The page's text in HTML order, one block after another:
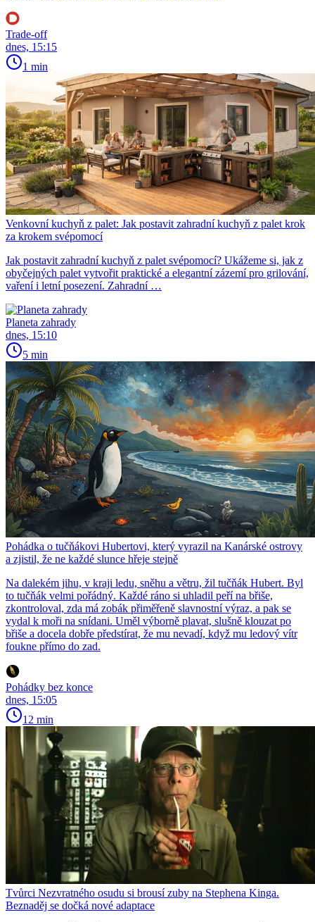
Trade-off
dnes, 15:15
1 min
Venkovní kuchyň z palet: Jak postavit zahradní kuchyň z palet krok
za krokem svépomocí
Jak postavit zahradní kuchyň z palet svépomocí? Ukážeme si, jak z
obyčejných palet vytvořit praktické a elegantní zázemí pro grilování,
vaření i letní posezení. Zahradní …
Planeta zahrady
dnes, 15:10
5 min
Pohádka o tučňákovi Hubertovi, který vyrazil na Kanárské ostrovy
a zjistil, že ne každé slunce hřeje stejně
Na dalekém jihu, v kraji ledu, sněhu a větru, žil tučňák Hubert. Byl
to tučňák velmi pořádný. Každé ráno si uhladil peří na břiše,
zkontroloval, zda má zobák přiměřeně slavnostní výraz, a pak se
vydal k moři na snídani. Uměl výborně plavat, slušně klouzat po
břiše a docela dobře předstírat, že mu nevadí, když mu ledový vítr
foukne přímo do zad.
Pohádky bez konce
dnes, 15:05
12 min
Tvůrci Nezvratného osudu si brousí zuby na Stephena Kinga.
Beznaděj se dočká nové adaptace